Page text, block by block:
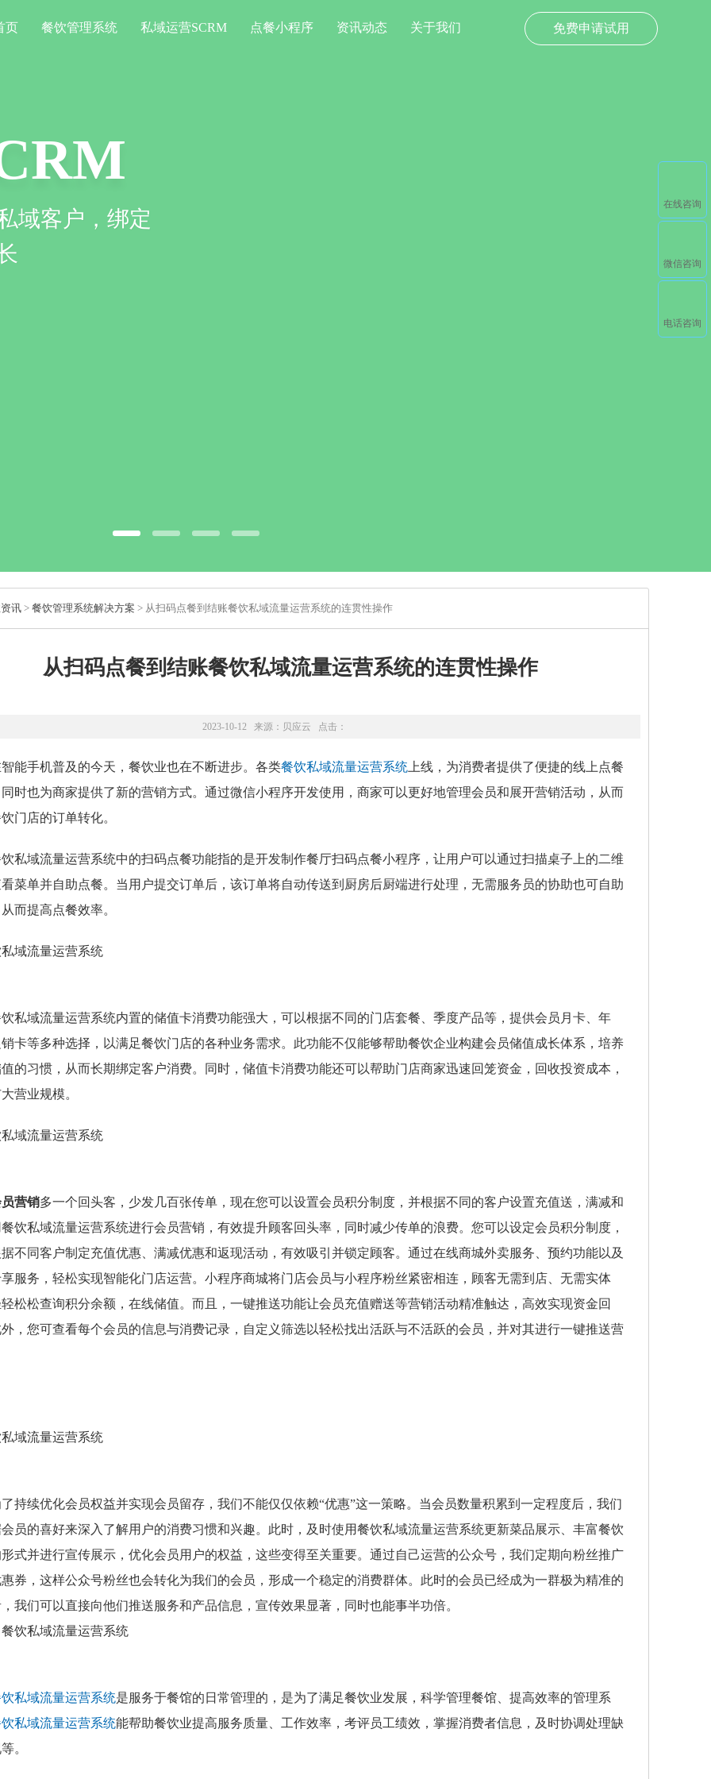
免费申请试用
页 餐饮管理系统 私域运营SCRM 点餐小程序 资讯动态 关于我们
域客户，绑定
讯 > 餐饮管理系统解决方案 > 从扫码点餐到结账餐饮私域流量运营系统的连贯性操作
从扫码点餐到结账餐饮私域流量运营系统的连贯性操作
2023-10-12 来源： 贝应云 点击：
能手机普及的今天，餐饮业也在不断进步。各类餐饮私域流量运营系统 上线，为消费者提供了便捷的线上点餐
同时也为商家提供了新的营销方式。通过微信小程序开发使用，商家可以更好地管理会员和展开营销活动，从而
门店的订单转化。
私域流量运营系统中的扫码点餐功能指的是开发制作餐厅扫码点餐小程序，让用户可以通过扫描桌子上的二维
菜单并自助点餐。当用户提交订单后，该订单将自动传送到厨房后厨端进行处理，无需服务员的协助也可自助
而提高点餐效率。
私域流量运营系统内置的储值卡消费功能强大，可以根据不同的门店套餐、季度产品等，提供会员月卡、年
卡等多种选择，以满足餐饮门店的各种业务需求。此功能不仅能够帮助餐饮企业构建会员储值成长体系，培养
的习惯，从而长期绑定客户消费。同时，储值卡消费功能还可以帮助门店商家迅速回笼资金，回收投资成本，
营业规模。
营销多一个回头客，少发几百张传单，现在您可以设置会员积分制度，并根据不同的客户设置充值送，满减和
饮私域流量运营系统进行会员营销，有效提升顾客回头率，同时减少传单的浪费。您可以设定会员积分制度，
不同客户制定充值优惠、满减优惠和返现活动，有效吸引并锁定顾客。通过在线商城外卖服务、预约功能以及
服务，轻松实现智能化门店运营。小程序商城将门店会员与小程序粉丝紧密相连，顾客无需到店、无需实体
松松查询积分余额，在线储值。而且，一键推送功能让会员充值赠送等营销活动精准触达，高效实现资金回
，您可查看每个会员的信息与消费记录，自定义筛选以轻松找出活跃与不活跃的会员，并对其进行一键推送营
了持续优化会员权益并实现会员留存，我们不能仅仅依赖“优惠”这一策略。当会员数量积累到一定程度后，我们
员的喜好来深入了解用户的消费习惯和兴趣。此时，及时使用餐饮私域流量运营系统更新菜品展示、丰富餐饮
式并进行宣传展示，优化会员用户的权益，这些变得至关重要。通过自己运营的公众号，我们定期向粉丝推广
券，这样公众号粉丝也会转化为我们的会员，形成一个稳定的消费群体。此时的会员已经成为一群极为精准的
我们可以直接向他们推送服务和产品信息，宣传效果显著，同时也能事半功倍。
私域流量运营系统是服务于餐馆的日常管理的，是为了满足餐饮业发展，科学管理餐馆、提高效率的管理系
私域流量运营系统能帮助餐饮业提高服务质量、工作效率，考评员工绩效，掌握消费者信息，及时协调处理缺
。
在线咨询
微信咨询
电话咨询